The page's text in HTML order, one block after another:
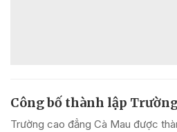
Công bố thành lập
Trường cao đẳng Cà Mau được